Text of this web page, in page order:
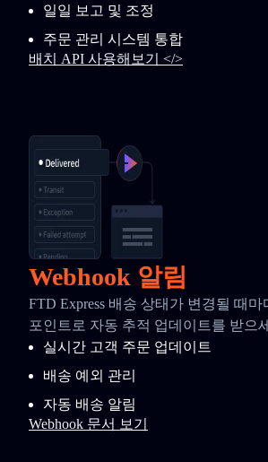
일일 보고 및 조정
주문 관리 시스템 통합
배치 API 사용해보기 </>
Webhook 알림
FTD Express 배송 상태가 변경될 때마
포인트로 자동 추적 업데이트를 받으
실시간 고객 주문 업데이트
배송 예외 관리
자동 배송 알림
Webhook 문서 보기